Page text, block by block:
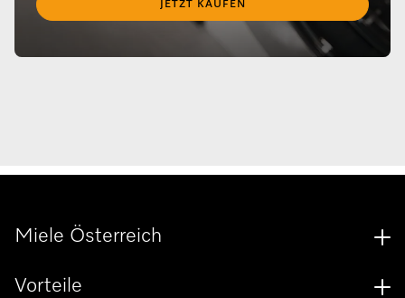
JETZT KAUFEN
Miele Österreich
Vorteile